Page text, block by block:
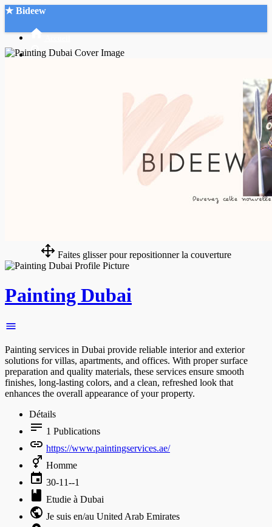
★ Bideew
Faites glisser pour repositionner la couverture
Painting Dubai
Painting services in Dubai provide reliable interior and exterior
solutions for villas, apartments, and offices. With proper surface
preparation and quality materials, these services ensure smooth
finishes, long-lasting colors, and a clean, refreshed look that
enhances the overall appearance of your property.
Détails
1 Publications
https://www.paintingservices.ae/
Homme
30-11--1
Etudie à Dubai
Je suis en/au United Arab Emirates